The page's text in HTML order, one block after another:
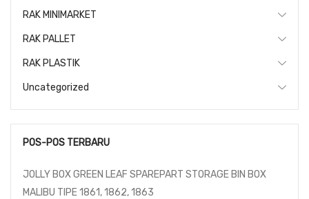
RAK MINIMARKET
RAK PALLET
RAK PLASTIK
Uncategorized
POS-POS TERBARU
JOLLY BOX GREEN LEAF SPAREPART STORAGE BIN BOX
MALIBU TIPE 1861, 1862, 1863